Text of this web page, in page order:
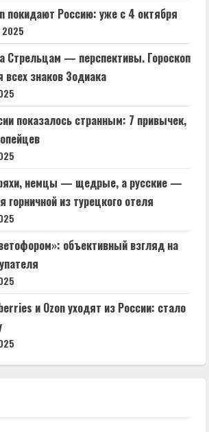
покидают Россию: уже с 4 октября
2025
Стрельцам — перспективы. Гороскоп
знаков Зодиака
показалось странным: 7 привычек,
немцы — щедрые, а русские —
горничной из турецкого отеля
объективный взгляд на
и Ozon уходят из России: стало